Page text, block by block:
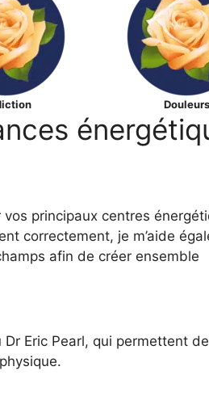
Douleurs
principaux centres
correctement, je m’aide
afin de créer ensemble
Eric Pearl, qui permettent